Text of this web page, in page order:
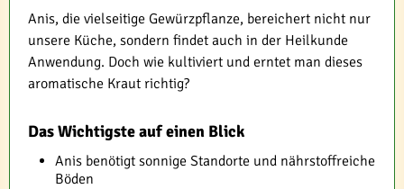
Anis, die vielseitige Gewürzpflanze, bereichert nicht nur
unsere Küche, sondern findet auch in der Heilkunde
Anwendung. Doch wie kultiviert und erntet man dieses
aromatische Kraut richtig?
Das Wichtigste auf einen Blick
Anis benötigt sonnige Standorte und nährstoffreiche
Böden